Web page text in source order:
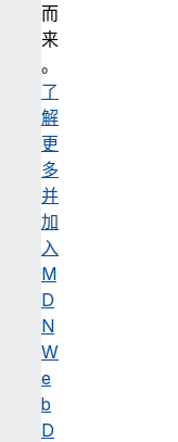
而
来
。
了
解
更
多
并
加
入
M
D
N
W
e
b
D